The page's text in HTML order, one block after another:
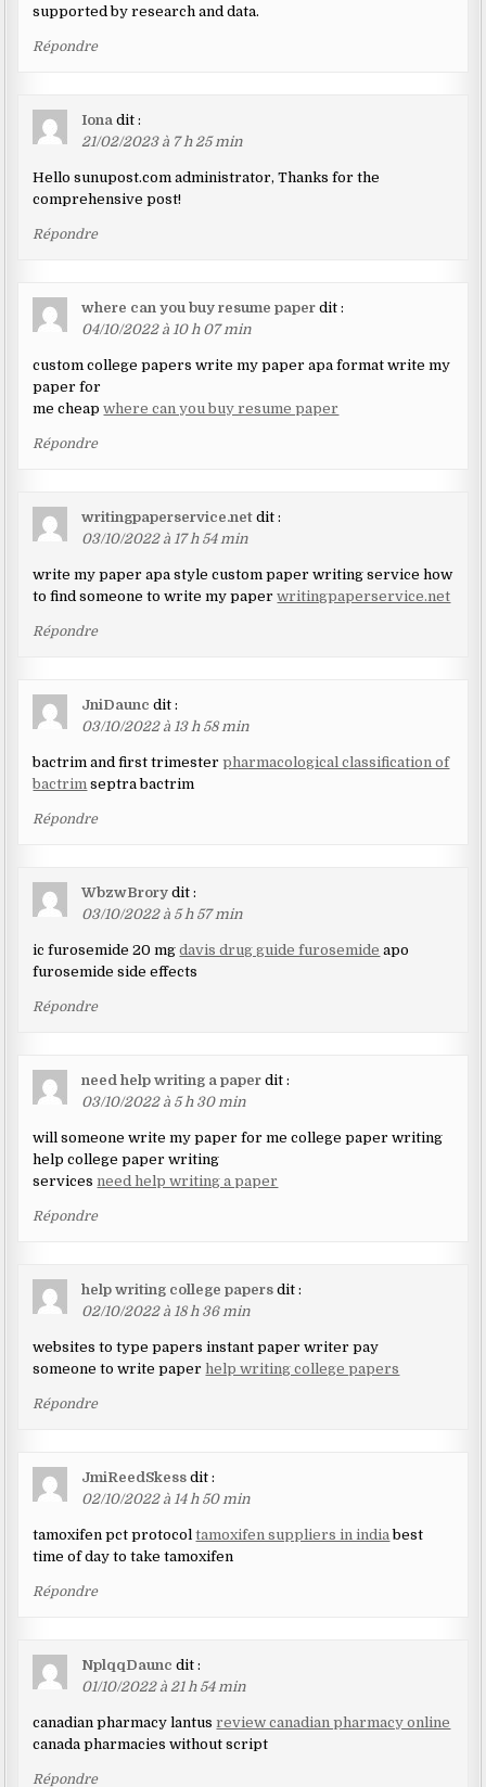
supported by research and data.
Répondre
Iona dit :
21/02/2023 à 7 h 25 min
Hello sunupost.com administrator, Thanks for the
comprehensive post!
Répondre
where can you buy resume paper dit :
04/10/2022 à 10 h 07 min
custom college papers write my paper apa format write my
paper for
me cheapwhere can you buy resume paper
Répondre
writingpaperservice.net dit :
03/10/2022 à 17 h 54 min
write my paper apa style custom paper writing service how
to find someone to write my paperwritingpaperservice.net
Répondre
JniDaunc dit :
03/10/2022 à 13 h 58 min
bactrim and first trimesterpharmacological classification of
bactrim septra bactrim
Répondre
WbzwBrory dit :
03/10/2022 à 5 h 57 min
ic furosemide 20 mgdavis drug guide furosemide apo
furosemide side effects
Répondre
need help writing a paper dit :
03/10/2022 à 5 h 30 min
will someone write my paper for me college paper writing
help college paper writing
servicesneed help writing a paper
Répondre
help writing college papers dit :
02/10/2022 à 18 h 36 min
websites to type papers instant paper writer pay
someone to write paper help writing college papers
Répondre
JmiReedSkess dit :
02/10/2022 à 14 h 50 min
tamoxifen pct protocoltamoxifen suppliers in indiabest
time of day to take tamoxifen
Répondre
NplqqDaunc dit :
01/10/2022 à 21 h 54 min
canadian pharmacy lantusreview canadian pharmacy online
canada pharmacies without script
Répondre